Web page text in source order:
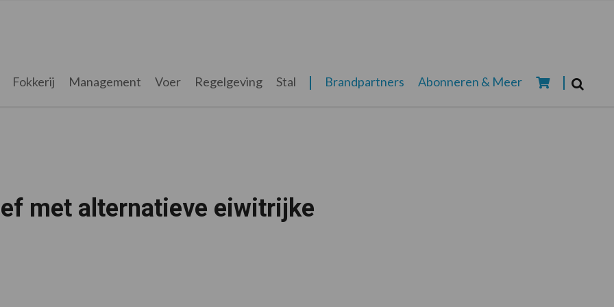
Fokkerij Management Voer Regelgeving Stal Brandpartners Abonneren & Meer
met alternatieve eiwitrijke